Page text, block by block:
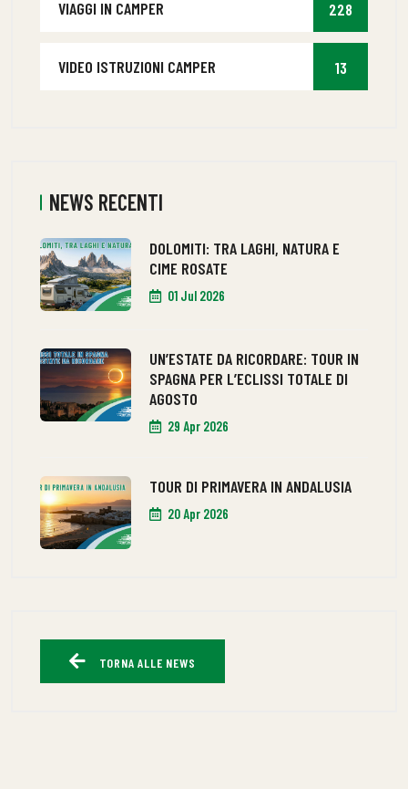
VIAGGI IN CAMPER 228
VIDEO ISTRUZIONI CAMPER 13
NEWS RECENTI
DOLOMITI: TRA LAGHI, NATURA E
CIME ROSATE
01 Jul 2026
UN’ESTATE DA RICORDARE: TOUR IN
SPAGNA PER L’ECLISSI TOTALE DI
AGOSTO
29 Apr 2026
TOUR DI PRIMAVERA IN ANDALUSIA
20 Apr 2026
TORNA ALLE NEWS